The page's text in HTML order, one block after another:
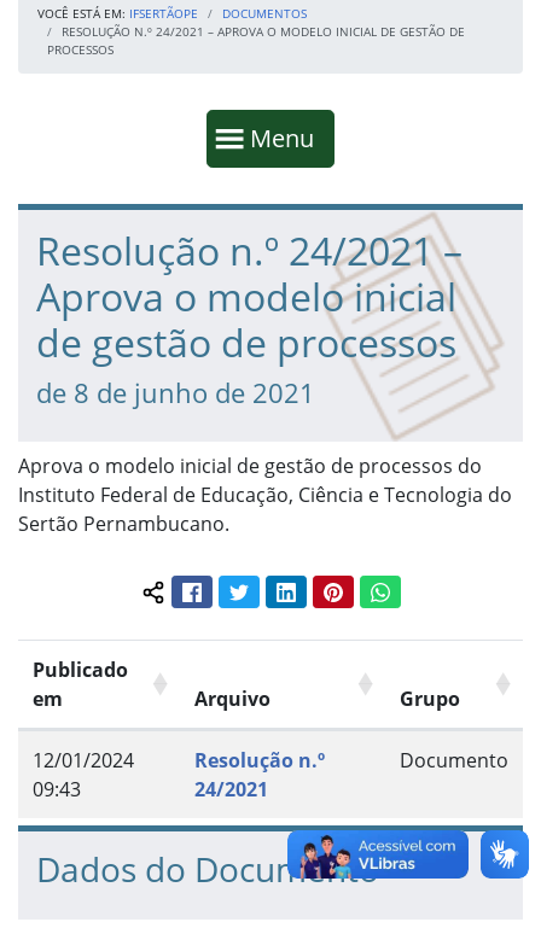
VOCÊ ESTÁ EM: IFSERTÃOPE
DOCUMENTOS
RESOLUÇÃO N.º 24/2021 – APROVA O MODELO INICIAL DE GESTÃO DE
PROCESSOS
Mostrar
Menu
Fim da navegação
Início do conteúdo
Resolução n.º 24/2021 –
Aprova o modelo inicial
de gestão de processos
de 8 de junho de 2021
Aprova o modelo inicial de gestão de processos do
Instituto Federal de Educação, Ciência e Tecnologia do
Sertão Pernambucano.
Compartilhar conteúdo:
FacebookTwitterLinkedInPinterestWhatsApp
Publicado
em
Arquivo Grupo
12/01/2024
09:43
Resolução n.º
24/2021
Documento
Dados do Documento